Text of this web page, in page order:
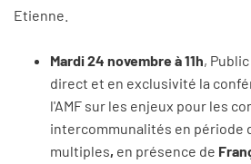
Etienne.
Mardi 24 novembre à 11h,
direct et en exclusivité la
l'AMF sur les enjeux pour les
intercommunalités en période
multiples, en présence de